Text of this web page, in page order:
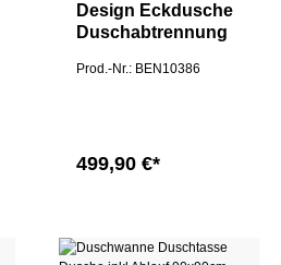
Design Eckdusche
Duschabtrennung
Prod.-Nr.: BEN10386
499,90 €*